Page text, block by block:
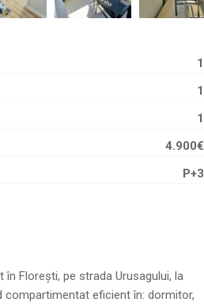
1
1
1
4.900€
P+3
Florești, pe strada Urusagului, la
compartimentat eficient în: dormitor,